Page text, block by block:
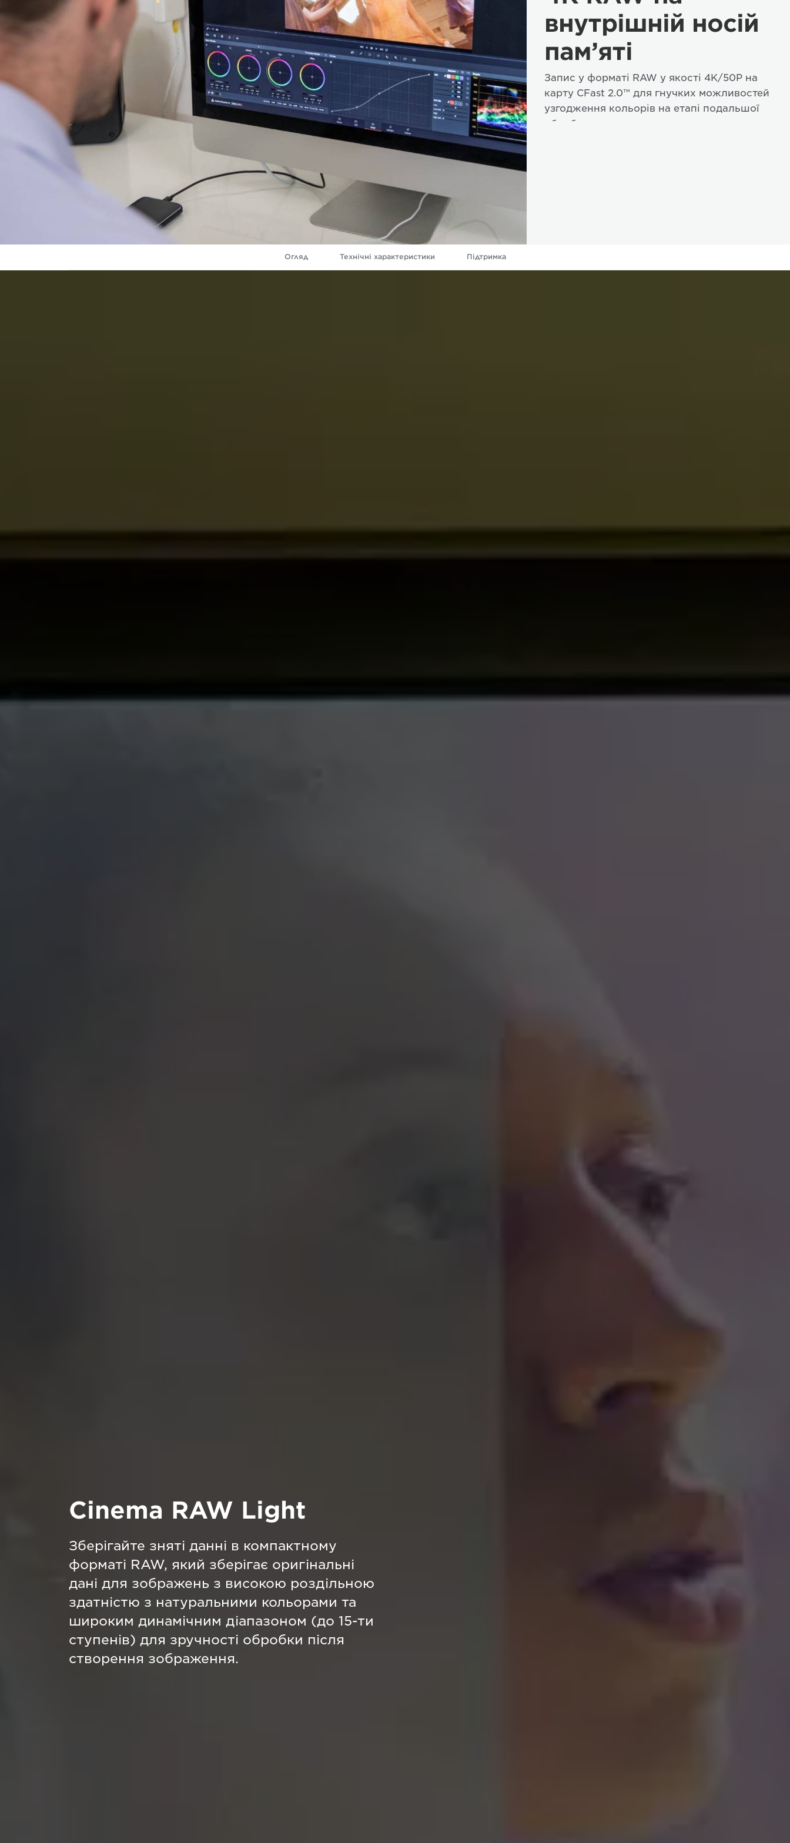
внутрішній носій
пам’яті
Запис у форматі RAW у якості 4K/50P на
карту CFast 2.0™ для гнучких можливостей
узгодження кольорів на етапі подальшої
обробки.
Огляд Технічні характеристики Підтримка
Cinema RAW Light
Зберігайте зняті данні в компактному
форматі RAW, який зберігає оригінальні
дані для зображень з високою роздільною
здатністю з натуральними кольорами та
широким динамічним діапазоном (до 15-ти
ступенів) для зручності обробки після
створення зображення.